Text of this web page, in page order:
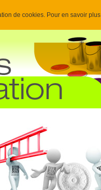
de cookies. Pour en savoir plus